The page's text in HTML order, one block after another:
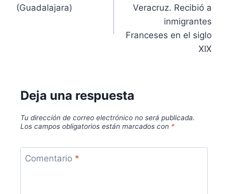
(Guadalajara)
Veracruz. Recibió a
inmigrantes
Franceses en el siglo
XIX
Deja una respuesta
Tu dirección de correo electrónico no será publicada.
Los campos obligatorios están marcados con *
Comentario *